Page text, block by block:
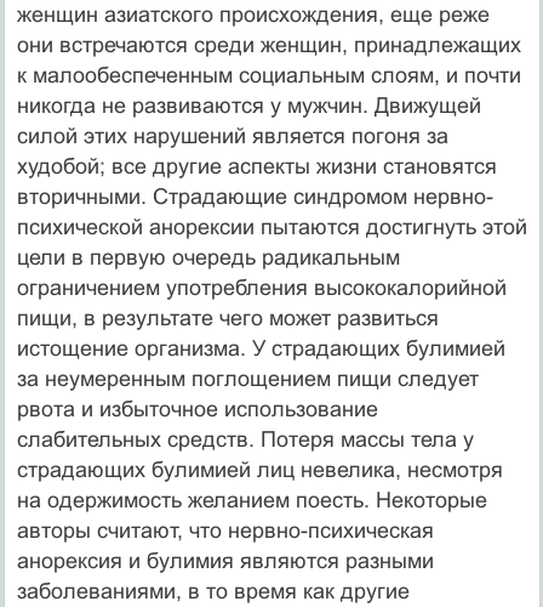
женщин азиатского происхождения, еще реже
они встречаются среди женщин, принадлежащих
к малообеспеченным социальным слоям, и почти
никогда не развиваются у мужчин. Движущей
силой этих нарушений является погоня за
худобой; все другие аспекты жизни становятся
вторичными. Страдаю­щие синдромом нервно-
психической анорексии пытаются достигнуть этой
цели в первую очередь радикальным
ограничением употребления высококалорийной
пищи, в результате чего может развиться
истощение организма. У страдающих булимией
за неумеренным поглощением пищи следует
рвота и избыточное использование
слабительных средств. Потеря массы тела у
страдающих були­мией лиц невелика, несмотря
на одержимость желанием поесть. Некоторые
авторы считают, что нервно-психическая
анорексия и булимия являются разными
заболеваниями, в то время как другие